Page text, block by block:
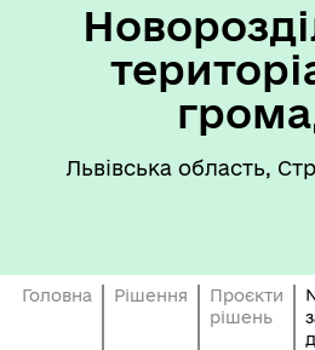
Львівська область,
Головна Рішення
Проєкти
рішень